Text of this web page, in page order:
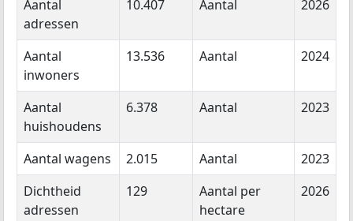
Aantal
adressen
10.407 Aantal 2026
Aantal
inwoners
13.536 Aantal 2024
Aantal
huishoudens
6.378 Aantal 2023
Aantal wagens 2.015 Aantal
2023
Dichtheid
adressen
129
Aantal per
hectare
2026